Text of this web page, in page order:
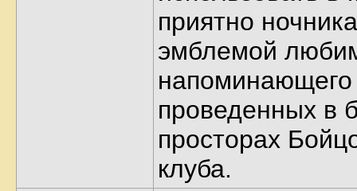
приятно
эмблемой
напоминающего
проведенных в
просторах
клуба.